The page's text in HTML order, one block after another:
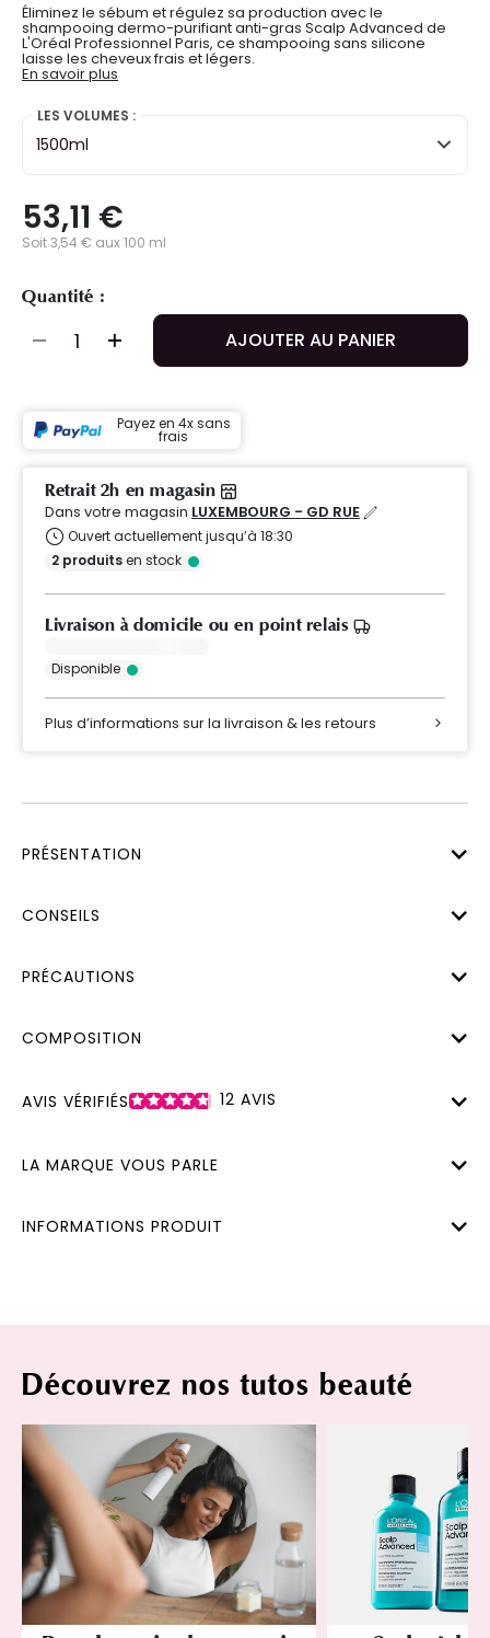
Éliminez le sébum et régulez sa production avec le
shampooing dermo-purifiant anti-gras Scalp Advanced de
L'Oréal Professionnel Paris, ce shampooing sans silicone
laisse les cheveux frais et légers.
En savoir plus
LES VOLUMES :
1500ml
53,11 €
Soit 3,54 € aux 100 ml
Quantité :
AJOUTER AU PANIER
Payez en 4x sans
frais
Retrait 2h en magasin
Dans votre magasin LUXEMBOURG - GD RUE
Ouvert actuellement jusqu’à 18:30
2 produitsen stock
Livraison à domicile ou en point relais
Disponible
Plus d’informations sur la livraison & les retours
PRÉSENTATION
CONSEILS
PRÉCAUTIONS
COMPOSITION
AVIS VÉRIFIÉS 12 AVIS
LA MARQUE VOUS PARLE
INFORMATIONS PRODUIT
Découvrez nos tutos beauté